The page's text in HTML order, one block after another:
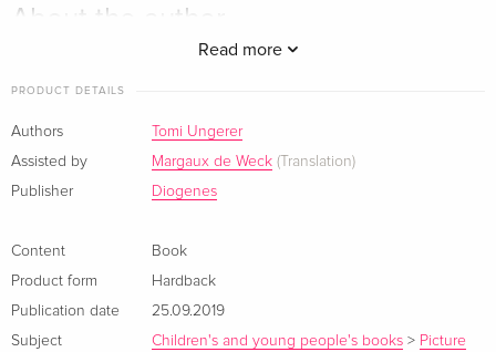
Read more
About the author
Tomi Ungerer, geboren am 28. November 1931 in Straßburg,
verpatzte die Reifeprüfung, trampte dafür durch ganz Europa
New York begann sein unaufhaltsamer Aufstieg als Illustrator,
Kinderbuchautor, Zeichner und Maler. Seine Bilderbücher,
etwa ›Die drei Räuber‹ oder ›Der Mondmann‹, sind moderne
Summary
Groß und klein, lächeln und weinen, tanzen und singen,
PRODUCT DETAILS
Authors
Tomi Ungerer
Assisted by
Margaux de Weck (Translation)
Publisher
Diogenes
Content
Book
Product form
Hardback
Publication date
25.09.2019
Subject
Children's and young people's books > Picture